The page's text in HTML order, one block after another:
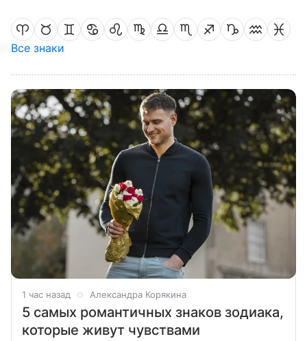
Все знаки
1 час назад Александра Корякина
5 самых романтичных знаков зодиака,
которые живут чувствами